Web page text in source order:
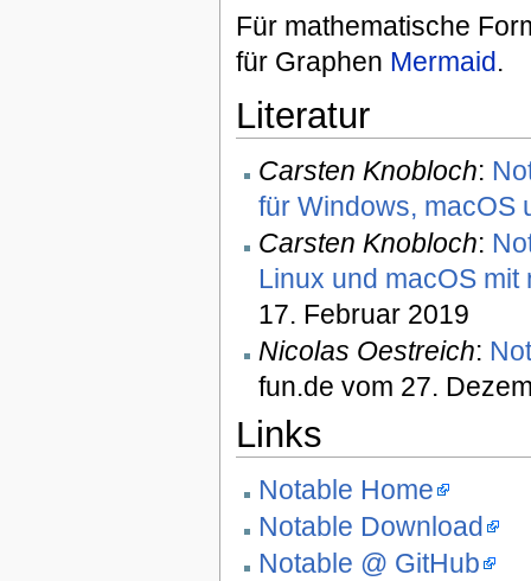
Für mathematische
für Graphen Mermaid.
Literatur
Carsten Knobloch:
für Windows, macOS
Carsten Knobloch:
Linux und macOS
17. Februar 2019
Nicolas Oestreich:
fun.de vom 27.
Links
Notable Home
Notable Download
Notable @ GitHub